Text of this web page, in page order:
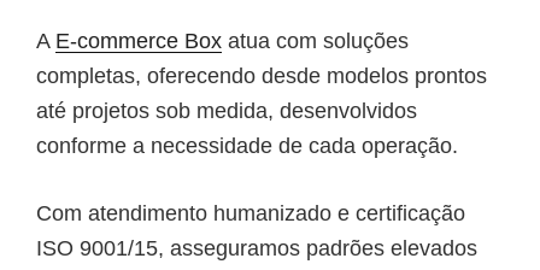
A E-commerce Box atua com soluções
completas, oferecendo desde modelos prontos
até projetos sob medida, desenvolvidos
conforme a necessidade de cada operação.
Com atendimento humanizado e certificação
ISO 9001/15, asseguramos padrões elevados